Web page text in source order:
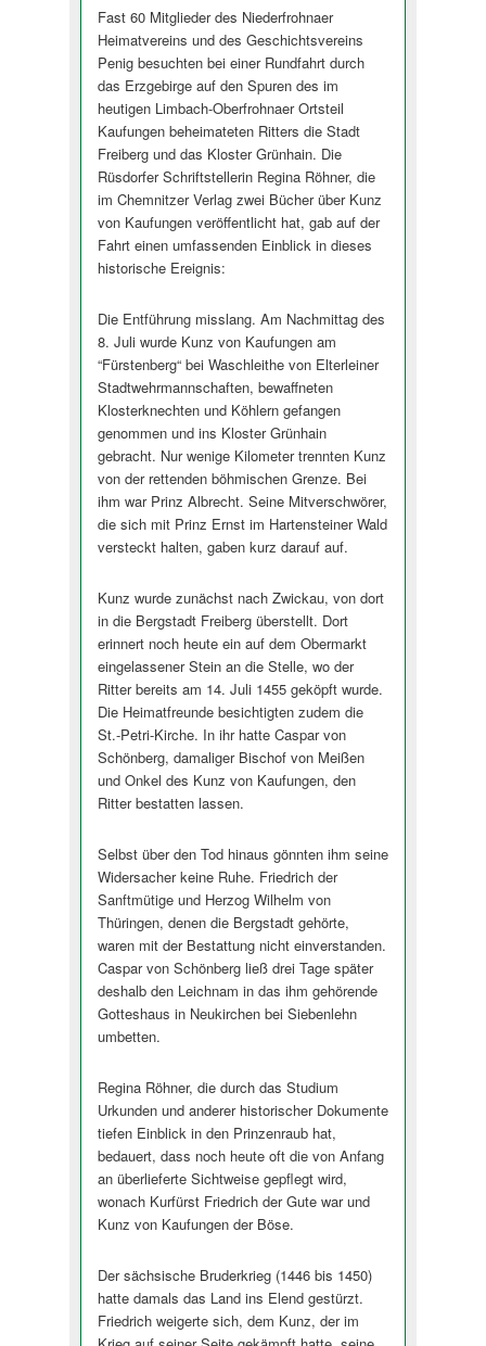
Fast 60 Mitglieder des Niederfrohnaer
Heimatvereins und des Geschichtsvereins
Penig besuchten bei einer Rundfahrt durch
das Erzgebirge auf den Spuren des im
heutigen Limbach-Oberfrohnaer Ortsteil
Kaufungen beheimateten Ritters die Stadt
Freiberg und das Kloster Grünhain. Die
Rüsdorfer Schriftstellerin Regina Röhner, die
im Chemnitzer Verlag zwei Bücher über Kunz
von Kaufungen veröffentlicht hat, gab auf der
Fahrt einen umfassenden Einblick in dieses
historische Ereignis:
Die Entführung misslang. Am Nachmittag des
8. Juli wurde Kunz von Kaufungen am
“Fürstenberg“ bei Waschleithe von Elterleiner
Stadtwehrmannschaften, bewaffneten
Klosterknechten und Köhlern gefangen
genommen und ins Kloster Grünhain
gebracht. Nur wenige Kilometer trennten Kunz
von der rettenden böhmischen Grenze. Bei
ihm war Prinz Albrecht. Seine Mitverschwörer,
die sich mit Prinz Ernst im Hartensteiner Wald
versteckt halten, gaben kurz darauf auf.
Kunz wurde zunächst nach Zwickau, von dort
in die Bergstadt Freiberg überstellt. Dort
erinnert noch heute ein auf dem Obermarkt
eingelassener Stein an die Stelle, wo der
Ritter bereits am 14. Juli 1455 geköpft wurde.
Die Heimatfreunde besichtigten zudem die
St.-Petri-Kirche. In ihr hatte Caspar von
Schönberg, damaliger Bischof von Meißen
und Onkel des Kunz von Kaufungen, den
Ritter bestatten lassen.
Selbst über den Tod hinaus gönnten ihm seine
Widersacher keine Ruhe. Friedrich der
Sanftmütige und Herzog Wilhelm von
Thüringen, denen die Bergstadt gehörte,
waren mit der Bestattung nicht einverstanden.
Caspar von Schönberg ließ drei Tage später
deshalb den Leichnam in das ihm gehörende
Gotteshaus in Neukirchen bei Siebenlehn
umbetten.
Regina Röhner, die durch das Studium
Urkunden und anderer historischer Dokumente
tiefen Einblick in den Prinzenraub hat,
bedauert, dass noch heute oft die von Anfang
an überlieferte Sichtweise gepflegt wird,
wonach Kurfürst Friedrich der Gute war und
Kunz von Kaufungen der Böse.
Der sächsische Bruderkrieg (1446 bis 1450)
hatte damals das Land ins Elend gestürzt.
Friedrich weigerte sich, dem Kunz, der im